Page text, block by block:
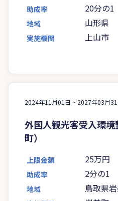
助成率 20分の1
地域 山形県
実施機関 上山市
2024年11月01日 ~ 2027年03月
外国人観光客受入環
町）
上限金額 25万円
助成率 2分の1
地域 鳥取県